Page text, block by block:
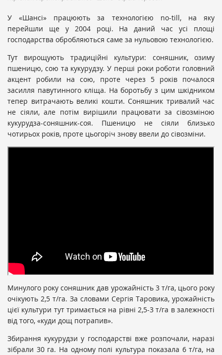
У «Шансі» працюють за технологією no-till, на яку
перейшли ще у 2004 році. На даний час усі площі
господарства обробляються саме за нульовою технологією.
Тут вирощують традиційні культури: соняшник, озиму
пшеницю, сою та кукурудзу. У перші роки роботи головний
акцент робили на сою, проте через 5 років почалося
засилля павутинного кліща. На боротьбу з цим шкідником
тепер витрачають великі кошти. Соняшник тривалий час
не сіяли, але потім вирішили працювати за сівозміною
кукурудза-соняшник-соя. Пшеницю не сіяли близько
чотирьох років, проте цьогоріч знову ввели до сівозміни.
Минулого року соняшник дав урожайність 3 т/га, цього року
очікують 2,5 т/га. За словами Сергія Таровика, урожайність
цієї культури тут тримається на рівні 2,5-3 т/га в залежності
від того, «куди дощ потрапив».
Збирання кукурудзи у господарстві вже розпочали, наразі
зібрали 30 га. На одному полі культура показала 6 т/га, на